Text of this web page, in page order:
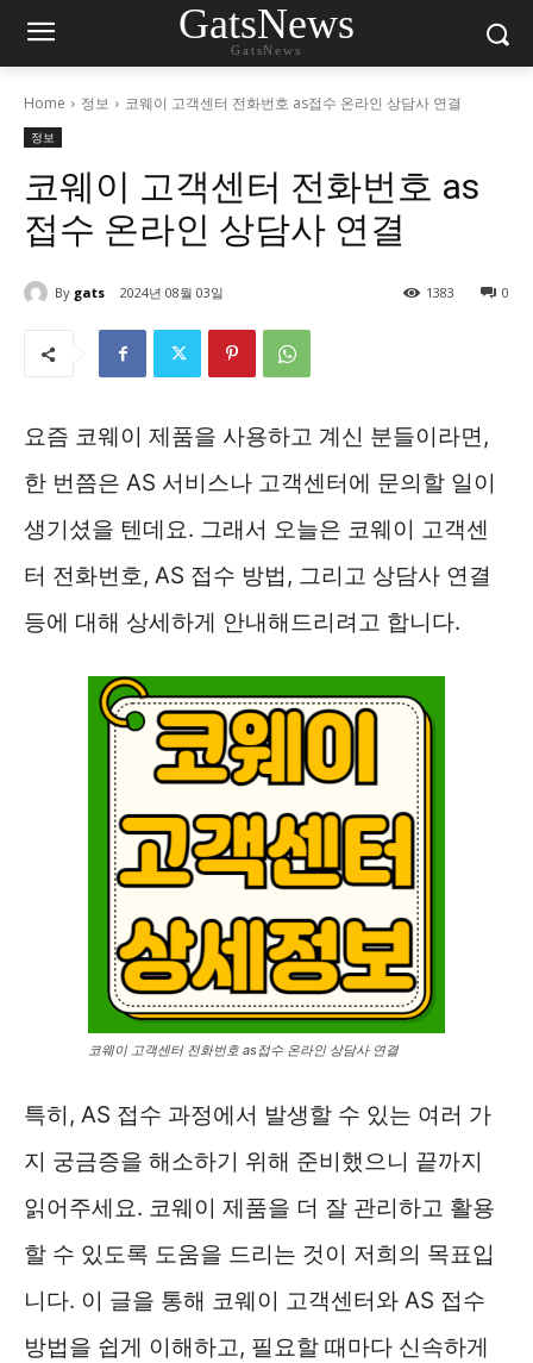
GatsNews
GatsNews
Home 정보 코웨이 고객센터 전화번호 as접수 온라인 상담사 연결
정보
코웨이 고객센터 전화번호 as
접수 온라인 상담사 연결
By gats 2024년 08월 03일 0
1383
요즘 코웨이 제품을 사용하고 계신 분들이라면,
한 번쯤은 AS 서비스나 고객센터에 문의할 일이
생기셨을 텐데요. 그래서 오늘은 코웨이 고객센
터 전화번호, AS 접수 방법, 그리고 상담사 연결
등에 대해 상세하게 안내해드리려고 합니다.
코웨이 고객센터 전화번호 as접수 온라인 상담사 연결
특히, AS 접수 과정에서 발생할 수 있는 여러 가
지 궁금증을 해소하기 위해 준비했으니 끝까지
읽어주세요. 코웨이 제품을 더 잘 관리하고 활용
할 수 있도록 도움을 드리는 것이 저희의 목표입
니다. 이 글을 통해 코웨이 고객센터와 AS 접수
방법을 쉽게 이해하고, 필요할 때마다 신속하게